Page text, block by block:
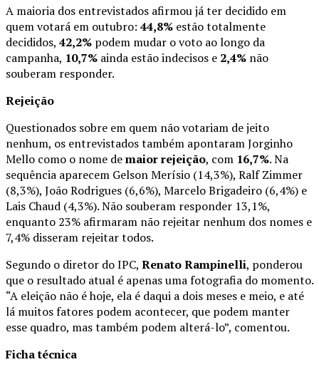
A maioria dos entrevistados afirmou já ter decidido em
quem votará em outubro: 44,8% estão totalmente
decididos, 42,2% podem mudar o voto ao longo da
campanha, 10,7% ainda estão indecisos e 2,4% não
souberam responder.
Rejeição
Questionados sobre em quem não votariam de jeito
nenhum, os entrevistados também apontaram Jorginho
Mello como o nome demaior rejeição, com 16,7%. Na
sequência aparecem Gelson Merísio (14,3%), Ralf Zimmer
(8,3%), João Rodrigues (6,6%), Marcelo Brigadeiro (6,4%) e
Lais Chaud (4,3%). Não souberam responder 13,1%,
enquanto 23% afirmaram não rejeitar nenhum dos nomes e
7,4% disseram rejeitar todos.
Segundo o diretor do IPC, Renato Rampinelli, ponderou
que o resultado atual é apenas uma fotografia do momento.
“A eleição não é hoje, ela é daqui a dois meses e meio, e até
lá muitos fatores podem acontecer, que podem manter
esse quadro, mas também podem alterá-lo”, comentou.
Ficha técnica